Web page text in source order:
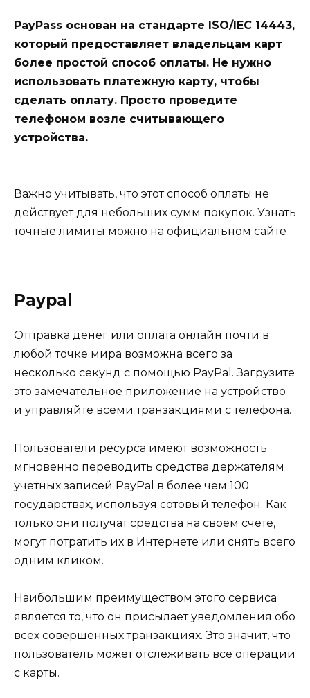
PayPass основан на стандарте ISO/IEC 14443,
который предоставляет владельцам карт
более простой способ оплаты. Не нужно
использовать платежную карту, чтобы
сделать оплату. Просто проведите
телефоном возле считывающего
устройства.
Важно учитывать, что этот способ оплаты не
действует для небольших сумм покупок. Узнать
точные лимиты можно на официальном сайте
Paypal
Отправка денег или оплата онлайн почти в
любой точке мира возможна всего за
несколько секунд с помощью PayPal. Загрузите
это замечательное приложение на устройство
и управляйте всеми транзакциями с телефона.
Пользователи ресурса имеют возможность
мгновенно переводить средства держателям
учетных записей PayPal в более чем 100
государствах, используя сотовый телефон. Как
только они получат средства на своем счете,
могут потратить их в Интернете или снять всего
одним кликом.
Наибольшим преимуществом этого сервиса
является то, что он присылает уведомления обо
всех совершенных транзакциях. Это значит, что
пользователь может отслеживать все операции
с карты.